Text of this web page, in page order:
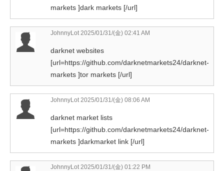
markets ]dark markets [/url]
JohnnyLot2025/01/31/(金) 02:41 AM
darknet websites
[url=https://github.com/darknetmarkets24/darknet-
markets ]tor markets [/url]
JohnnyLot2025/01/31/(金) 08:06 AM
darknet market lists
[url=https://github.com/darknetmarkets24/darknet-
markets ]darkmarket link [/url]
JohnnyLot2025/01/31/(金) 01:22 PM